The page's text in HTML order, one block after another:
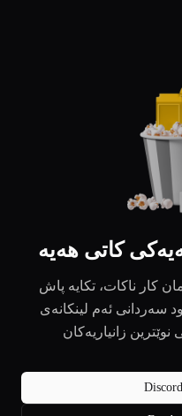
کاتی هەیە
کار ناکات، تکایە پاش
سەردانی ئەم لینکانەی
زانیاریەکان